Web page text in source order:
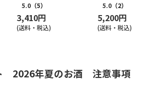
5.0 （5）
3,410円
(送料・税込)
5.0 （2）
5,200円
(送料・税込)
2026年夏のお酒 注意事項